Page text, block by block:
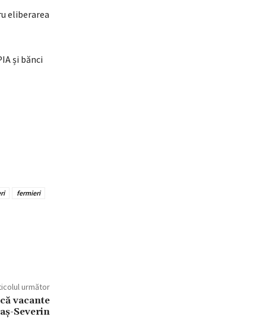
eliberarea
și bănci
fermieri
următor
vacante
Severin